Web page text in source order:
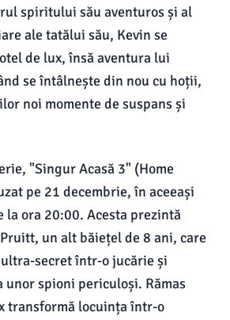
spiritului său aventuros și al
ale tatălui său, Kevin se
de lux, însă aventura lui
se întâlnește din nou cu hoții,
noi momente de suspans și
"Singur Acasă 3" (Home
pe 21 decembrie, în aceeași
la ora 20:00. Acesta prezintă
un alt băiețel de 8 ani, care
secret într-o jucărie și
unor spioni periculoși. Rămas
transformă locuința într-o